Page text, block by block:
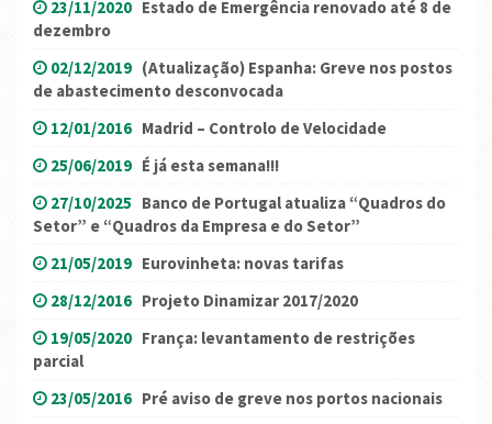
23/11/2020 Estado de Emergência renovado até 8 de
dezembro
02/12/2019 (Atualização) Espanha: Greve nos postos
de abastecimento desconvocada
12/01/2016 Madrid – Controlo de Velocidade
25/06/2019 É já esta semana!!!
27/10/2025 Banco de Portugal atualiza “Quadros do
Setor” e “Quadros da Empresa e do Setor”
21/05/2019 Eurovinheta: novas tarifas
28/12/2016 Projeto Dinamizar 2017/2020
19/05/2020 França: levantamento de restrições
parcial
23/05/2016 Pré aviso de greve nos portos nacionais